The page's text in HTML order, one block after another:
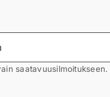
saatavuusilmoitukseen.